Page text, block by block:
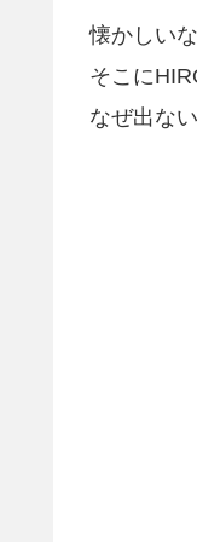
懐かしい
そこに
なぜ出な